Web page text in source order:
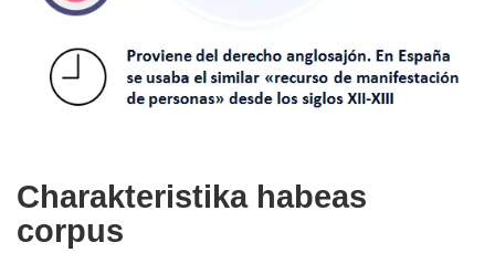
Charakteristika habeas
corpus